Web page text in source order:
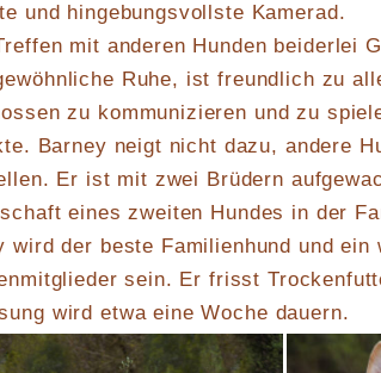
und hingebungsvollste Kamerad.
mit anderen Hunden beiderlei
Ruhe, ist freundlich zu
zu kommunizieren und zu
Barney neigt nicht dazu, andere
Er ist mit zwei Brüdern
eines zweiten Hundes in der
wird der beste Familienhund und
sein. Er frisst
wird etwa eine Woche dauern.